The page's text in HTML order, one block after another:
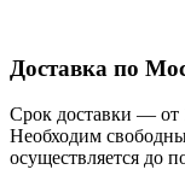
Доставка по
Срок доставки — от
Необходим
осуществляется до